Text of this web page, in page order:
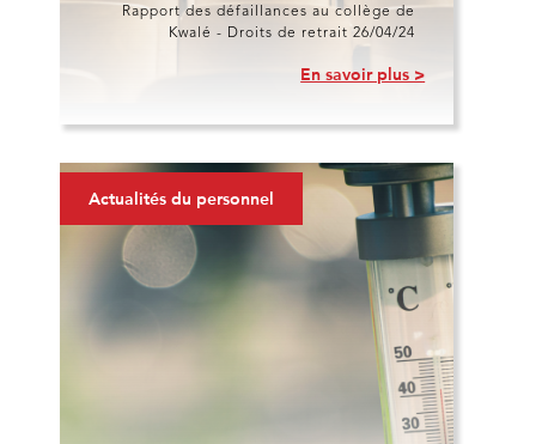
Rapport des défaillances au collège de
Kwalé - Droits de retrait 26/04/24
En savoir plus >
Actualités du personnel